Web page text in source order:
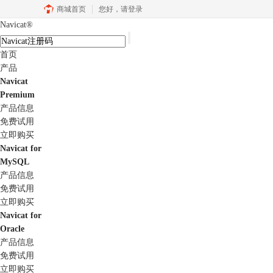
商城首页 您好， 请登录
Navicat®
首页
产品
Navicat
Premium
产品信息
免费试用
立即购买
Navicat for
MySQL
产品信息
免费试用
立即购买
Navicat for
Oracle
产品信息
免费试用
立即购买